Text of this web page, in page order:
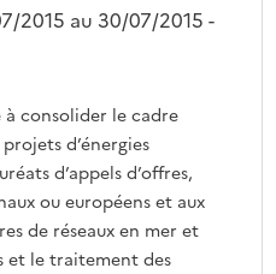
2015 au 30/07/2015 -
consolider le cadre
d’énergies
d’appels d’offres,
ou européens et aux
de réseaux en mer et
et le traitement des